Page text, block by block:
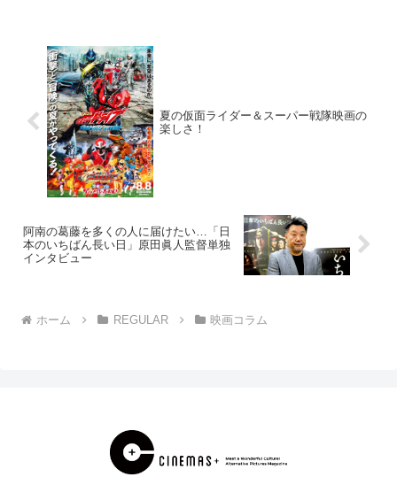
夏の仮面ライダー＆スーパー戦隊映画の
楽しさ！
阿南の葛藤を多くの人に届けたい…「日
本のいちばん長い日」原田眞人監督単独
インタビュー
ホーム REGULAR 映画コラム